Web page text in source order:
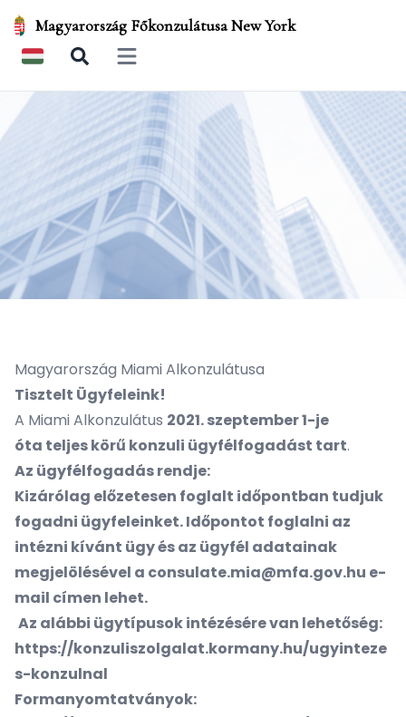
Magyarország Főkonzulátusa New York
Open main menu
Magyarország Miami Alkonzulátusa
Tisztelt Ügyfeleink!
A Miami Alkonzulátus 2021. szeptember 1-je
óta teljes körű konzuli ügyfélfogadást tart.
Az ügyfélfogadás rendje:
Kizárólag előzetesen foglalt időpontban tudjuk
fogadni ügyfeleinket. Időpontot foglalni az
intézni kívánt ügy és az ügyfél adatainak
megjelölésével a consulate.mia@mfa.gov.hu e-
mail címen lehet.
Az alábbi ügytípusok intézésére van lehetőség:
https://konzuliszolgalat.kormany.hu/ugyinteze
s-konzulnal
Formanyomtatványok: